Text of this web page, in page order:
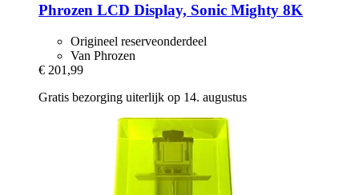
Phrozen LCD Display, Sonic Mighty 8K
Origineel reserveonderdeel
Van Phrozen
€ 201,99
Gratis bezorging uiterlijk op 14. augustus